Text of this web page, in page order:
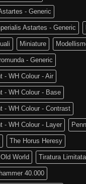
- Generic
Astartes - Generic
Miniature
- Generic
- WH Colour - Air
- WH Colour - Base
- WH Colour - Contrast
- WH Colour - Layer
The Horus Heresy
World Tiratura Limitata
40.000